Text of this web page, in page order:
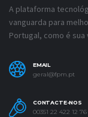
A plataforma
vanguarda para
Portugal, como é sua
EMAIL
geral@fpm.pt
CONTACTE-NOS
00351 22 422 12 76